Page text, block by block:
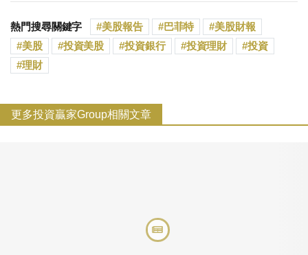
熱門搜尋關鍵字 美股報告 巴菲特
美股財報
美股
投資美股 投資銀行 投資理財
投資
理財
更多投資贏家Group相關文章